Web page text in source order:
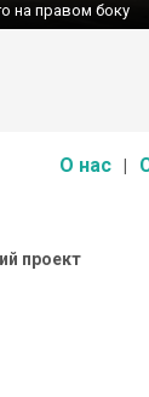
на правом боку
О нас
проект